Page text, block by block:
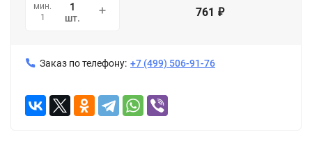
мин.
1
шт. 761 ₽
Заказ по телефону: +7 (499) 506-91-76